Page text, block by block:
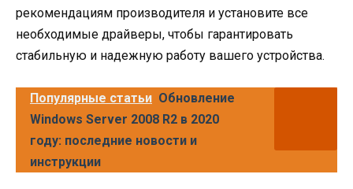
рекомендациям производителя и установите все
необходимые драйверы, чтобы гарантировать
стабильную и надежную работу вашего устройства.
Популярные статьи Обновление
Windows Server 2008 R2 в 2020
году: последние новости и
инструкции